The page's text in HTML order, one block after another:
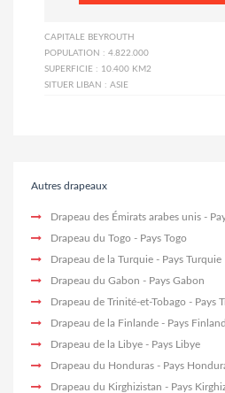
CAPITALE BEYROUTH
POPULATION : 4.822.000
SUPERFICIE : 10.400 KM2
SITUER LIBAN : ASIE
Autres drapeaux
Drapeau des Émirats arabes unis -
Drapeau du Togo - Pays Togo
Drapeau de la Turquie - Pays Turquie
Drapeau du Gabon - Pays Gabon
Drapeau de Trinité-et-Tobago - Pays
Drapeau de la Finlande - Pays
Drapeau de la Libye - Pays Libye
Drapeau du Honduras - Pays
Drapeau du Kirghizistan - Pays